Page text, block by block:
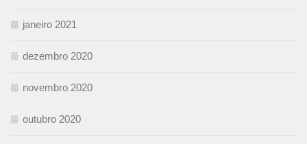
janeiro 2021
dezembro 2020
novembro 2020
outubro 2020